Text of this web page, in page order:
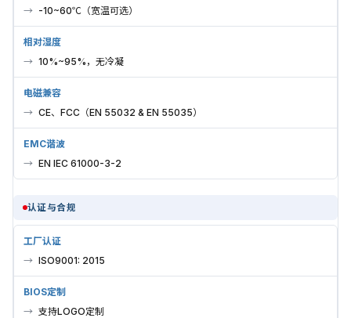
-10~60℃（宽温可选）
相对湿度
10%~95%，无冷凝
电磁兼容
CE、FCC（EN 55032 & EN 55035）
EMC谐波
EN IEC 61000-3-2
认证与合规
工厂认证
ISO9001: 2015
BIOS定制
支持LOGO定制